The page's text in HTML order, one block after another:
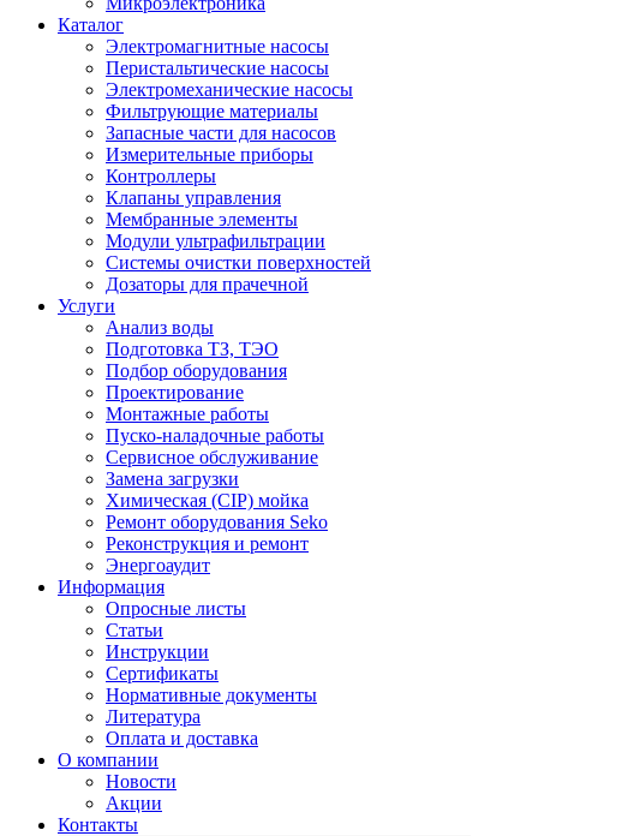
Каталог
Электромагнитные насосы
Перистальтические насосы
Электромеханические насосы
Фильтрующие материалы
Запасные части для насосов
Измерительные приборы
Контроллеры
Клапаны управления
Мембранные элементы
Модули ультрафильтрации
Системы очистки поверхностей
Дозаторы для прачечной
Услуги
Анализ воды
Подготовка ТЗ, ТЭО
Подбор оборудования
Проектирование
Монтажные работы
Пуско-наладочные работы
Сервисное обслуживание
Замена загрузки
Химическая (CIP) мойка
Ремонт оборудования Seko
Реконструкция и ремонт
Энергоаудит
Информация
Опросные листы
Статьи
Инструкции
Сертификаты
Нормативные документы
Литература
Оплата и доставка
О компании
Новости
Акции
Контакты